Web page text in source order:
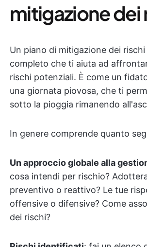
mitigazione dei
Un piano di mitigazione dei
completo che ti aiuta ad
rischi potenziali. È come un
una giornata piovosa, che ti
sotto la pioggia rimanendo
In genere comprende quanto
Un approccio globale alla
cosa intendi per rischio?
preventivo o reattivo? Le tue
offensive o difensive? Come
dei rischi?